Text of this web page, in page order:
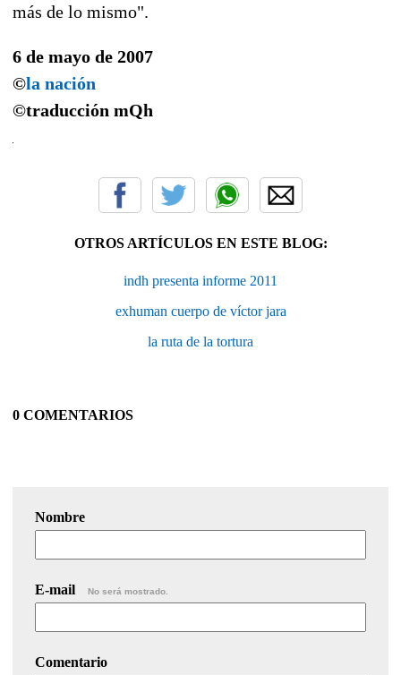
más de lo mismo".
6 de mayo de 2007
©la nación
©traducción mQh
OTROS ARTÍCULOS EN ESTE BLOG:
indh presenta informe 2011
exhuman cuerpo de víctor jara
la ruta de la tortura
0 COMENTARIOS
Nombre
E-mail No será mostrado.
Comentario